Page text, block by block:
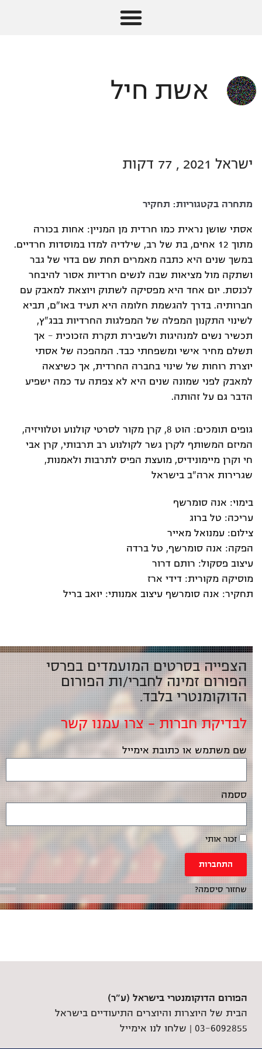
אשת חיל
ישראל 2021 , 77 דקות
מתחרה בקטגוריות: תחקיר
אסתי שושן נראית כמו חרדית מן המניין: אחות בכורה
מתוך 12 אחים, בת של רב, שילדיה למדו במוסדות חרדיים.
במשך שנים היא כתבה מאמרים תחת שם בדוי של גבר
ושתקה מול מציאות שבה לנשים חרדיות אסור להיבחר
לכנסת. יום אחד היא מפסיקה לשתוק ויוצאת למאבק עם
חברותיה. בדרך להגשמת חלומה היא תעיד באו"ם, תביא
לשינוי התקנון המפלה של המפלגות החרדיות בבג"ץ,
תכשיר נשים למנהיגות ולשבירת תקרת הזכוכית – אך
תשלם מחיר אישי ומשפחתי כבד. המהפכה של אסתי
יוצרת רוחות של שינוי בחברה החרדית, אך כשיצאה
למאבק לפני שמונה שנים היא לא צפתה עד כמה ישפיע
הדבר גם על זהותה.
גופים תומכים: הוט 8, קרן מקור לסרטי קולנוע וטלוויזיה,
המיזם המשותף לקרן גשר לקולנוע רב תרבותי, קרן אבי
חי וקרן מיימונידיס, מועצת הפיס לתרבות ולאמנות,
שגרירות ארה"ב בישראל
בימוי: אנה סומרשף
עריכה: טל ברוג
צילום: עמנואל מאייר
הפקה: אנה סומרשף, טל ברדה
עיצוב פסקול: רותם דרור
מוסיקה מקורית: דידי ארז
תחקיר: אנה סומרשף עיצוב אמנותי: יואב בריל
הצפייה בסרטים המועמדים בפרסי
הפורום זמינה לחברי/ות הפורום
הדוקומנטרי בלבד.
לבדיקת חברות – צרו עמנו קשר
שם משתמש או כתובת אימייל
ססמה
זכור אותי
התחברות
שחזור סיסמה?
הפורום הדוקומנטרי בישראל (ע"ר)
הבית של היוצרות והיוצרים התיעודיים בישראל
03-6092855 |
שלחו לנו אימייל